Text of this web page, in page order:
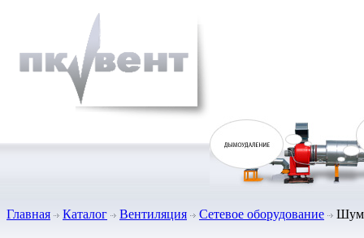
Главная Каталог Вентиляция Сетевое оборудование